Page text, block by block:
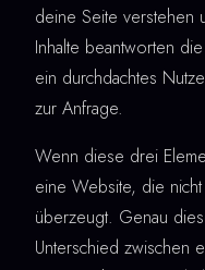
deine Seite verstehen
Inhalte beantworten
ein durchdachtes
zur Anfrage.
Wenn diese drei
eine Website, die
überzeugt. Genau
Unterschied zwischen